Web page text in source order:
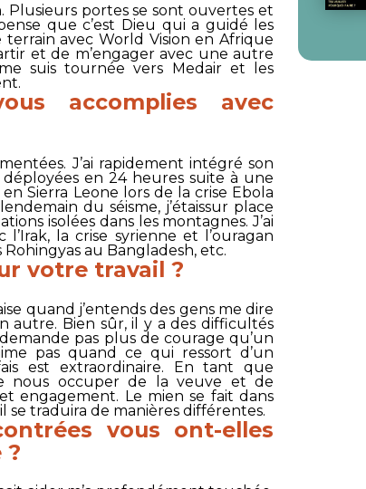
Plusieurs portes se sont ouvertes et
que c’est Dieu qui a guidé les
terrain avecWorld Vision en Afrique
et de m’engager avec une autre
suis tournée vers Medairet les
accomplies avec
J’ai rapidement intégré son
déployées en 24 heures suite à une
Sierra Leone lors de la crise Ebola
du séisme, j’étaissur place
isolées dans les montagnes. J’ai
la crise syrienne et l’ouragan
au Bangladesh, etc.
votre travail ?
quand j’entends des gens me dire
autre. Bien sûr, il y a des difficultés
pas plus de courage qu’un
pas quand ce qui ressort d’un
est extraordinaire. En tant que
nous occuper de la veuve et de
engagement. Le mien se fait dans
se traduira de manières différentes.
vous ont-elles
?